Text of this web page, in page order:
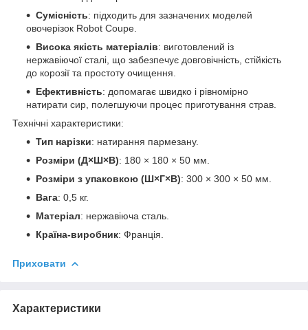
Сумісність: підходить для зазначених моделей
овочерізок Robot Coupe.
Висока якість матеріалів: виготовлений із
нержавіючої сталі, що забезпечує довговічність, стійкість
до корозії та простоту очищення.
Ефективність: допомагає швидко і рівномірно
натирати сир, полегшуючи процес приготування страв.
Технічні характеристики:
Тип нарізки: натирання пармезану.
Розміри (Д×Ш×В): 180 × 180 × 50 мм.
Розміри з упаковкою (Ш×Г×В): 300 × 300 × 50 мм.
Вага: 0,5 кг.
Матеріал: нержавіюча сталь.
Країна-виробник: Франція.
Приховати
Характеристики